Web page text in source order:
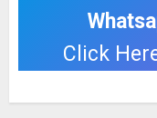
Click